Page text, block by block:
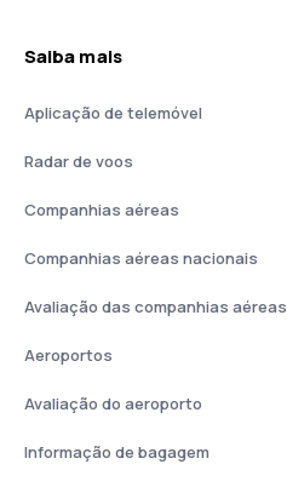
Saiba mais
Aplicação de telemóvel
Radar de voos
Companhias aéreas
Companhias aéreas nacionais
Avaliação das companhias aéreas
Aeroportos
Avaliação do aeroporto
Informação de bagagem